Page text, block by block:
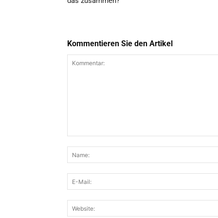
Kommentieren Sie den Artikel